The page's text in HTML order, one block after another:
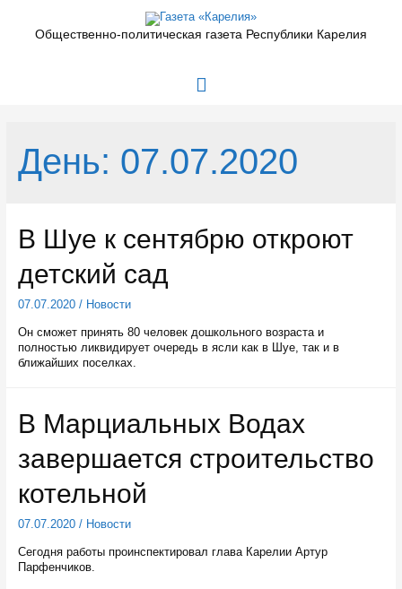
содержимомуОбщественно-политическая газета Республики Карелия
Главное
День: 07.07.2020
В Шуе к сентябрю откроют
детский сад
07.07.2020/ Новости
Он сможет принять 80 человек дошкольного возраста и
полностью ликвидирует очередь в ясли как в Шуе, так и в
ближайших поселках.
В Марциальных Водах
завершается строительство
котельной
07.07.2020/ Новости
Сегодня работы проинспектировал глава Карелии Артур
Парфенчиков.